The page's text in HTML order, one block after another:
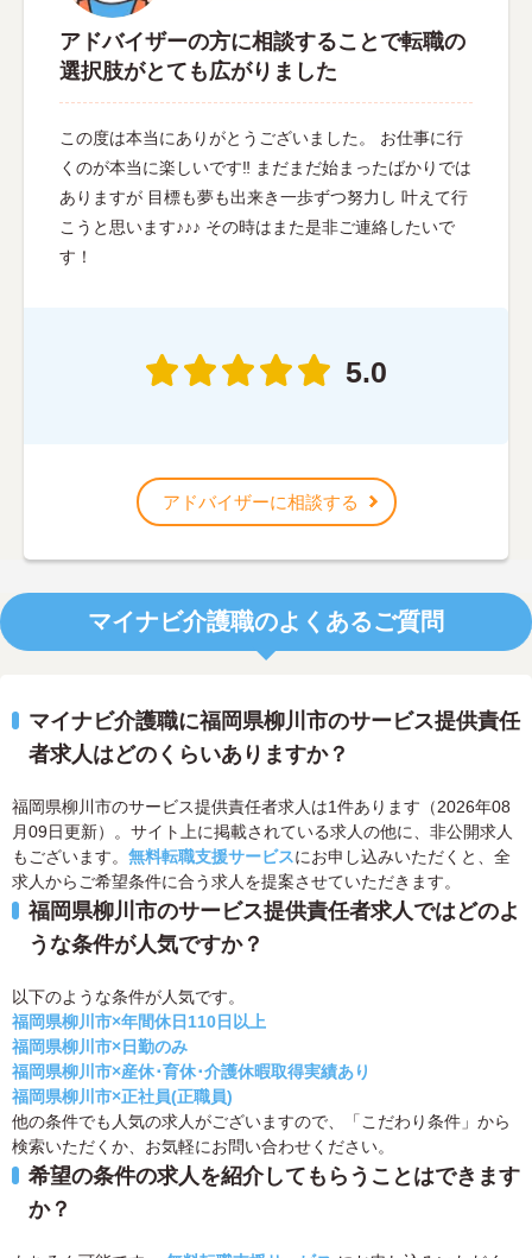
アドバイザーの方に相談することで転職の
選択肢がとても広がりました
この度は本当にありがとうございました。 お仕事に行
くのが本当に楽しいです‼︎ まだまだ始まったばかりでは
ありますが 目標も夢も出来き一歩ずつ努力し 叶えて行
こうと思います♪♪♪ その時はまた是非ご連絡したいで
す！
5.0
アドバイザーに相談する
マイナビ介護職のよくあるご質問
マイナビ介護職に福岡県柳川市のサービス提供責任
者求人はどのくらいありますか？
福岡県柳川市のサービス提供責任者求人は1件あります（2026年08
月09日更新）。サイト上に掲載されている求人の他に、非公開求人
もございます。 無料転職支援サービスにお申し込みいただくと、全
求人からご希望条件に合う求人を提案させていただきます。
福岡県柳川市のサービス提供責任者求人ではどのよ
うな条件が人気ですか？
以下のような条件が人気です。
福岡県柳川市×年間休日110日以上
福岡県柳川市×日勤のみ
福岡県柳川市×産休･育休･介護休暇取得実績あり
福岡県柳川市×正社員(正職員)
他の条件でも人気の求人がございますので、「こだわり条件」から
検索いただくか、お気軽にお問い合わせください。
希望の条件の求人を紹介してもらうことはできます
か？